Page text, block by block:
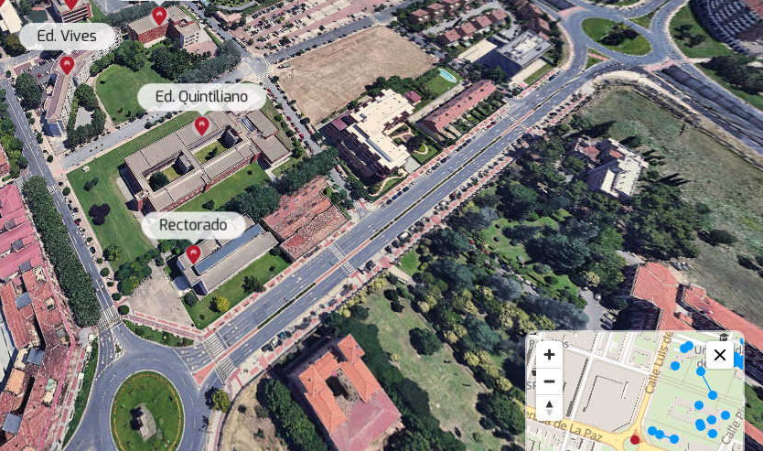
Rectorado
Ed. Quintiliano
Ed. Vives